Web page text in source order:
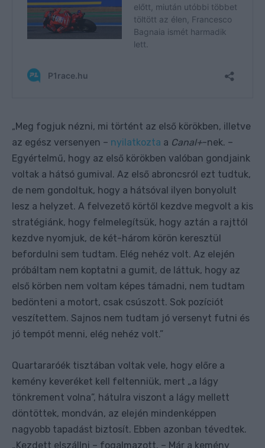
„Meg fogjuk nézni, mi történt az első körökben, illetve
az egész versenyen – nyilatkozta a Canal+-nek. –
Egyértelmű, hogy az első körökben valóban gondjaink
voltak a hátsó gumival. Az első abroncsról ezt tudtuk,
de nem gondoltuk, hogy a hátsóval ilyen bonyolult
lesz a helyzet. A felvezető körtől kezdve megvolt a kis
stratégiánk, hogy felmelegítsük, hogy aztán a rajttól
kezdve nyomjuk, de két-három körön keresztül
befordulni sem tudtam. Elég nehéz volt. Az elején
próbáltam nem koptatni a gumit, de láttuk, hogy az
első körben nem voltam képes támadni, nem tudtam
bedönteni a motort, csak csúszott. Sok pozíciót
veszítettem. Sajnos nem tudtam jó versenyt futni és
jó tempót menni, elég nehéz volt.”
Quartararóék tisztában voltak vele, hogy előre a
kemény keveréket kell feltenniük, mert „a lágy
tönkrement volna”, hátulra viszont a lágy mellett
döntöttek, mondván, az elején mindenképpen
nagyobb tapadást biztosít. Ebben azonban tévedtek.
„Kezdett elszállni – fogalmazott. – Már a kemény